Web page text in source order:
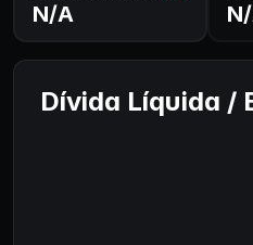
N/A
Dívida Líquida /